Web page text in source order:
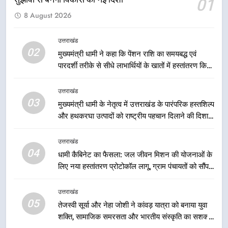
01
8 August 2026
02
उत्तराखंड
मुख्यमंत्री धामी ने कहा कि पेंशन राशि का समयबद्ध एवं
पारदर्शी तरीके से सीधे लाभार्थियों के खातों में हस्तांतरण किया
लाभ मिल रहा है
03
उत्तराखंड
मुख्यमंत्री धामी के नेतृत्व में उत्तराखंड के पारंपरिक हस्तशिल्प
और हथकरघा उत्पादों को राष्ट्रीय पहचान दिलाने की दिशा में
04
उत्तराखंड
धामी कैबिनेट का फैसला: जल जीवन मिशन की योजनाओं के
लिए नया हस्तांतरण प्रोटोकॉल लागू, ग्राम पंचायतों को सौंपने
05
उत्तराखंड
तेजस्वी सूर्या और नेहा जोशी ने कांवड़ यात्रा को बनाया युवा
शक्ति, सामाजिक समरसता और भारतीय संस्कृति का सशक्त
विकास की नई दिशा
उत्तराखंड
समयबद्ध एवं पारदर्शी तरीके से सीधे
लाभार्थियों के खातों में हस्तांतरण किया जा
उत्तराखंड
3
मुख्यमंत्री धामी के नेतृत्व में उत्तराखंड के
पारंपरिक हस्तशिल्प और हथकरघा उत्पादों
4